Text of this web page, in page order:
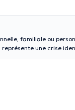
familiale ou
une crise